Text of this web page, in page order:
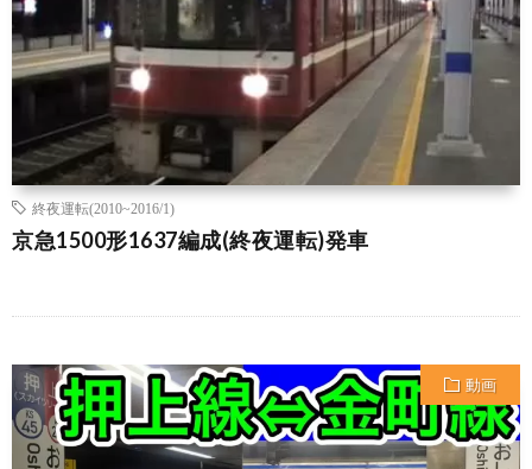
終夜運転(2010~2016/1)
京急1500形1637編成(終夜運転)発車
動画